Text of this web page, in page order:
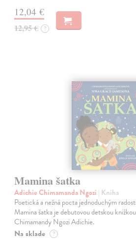
12,04 €
12,95 € ?
Mamina šatka
Adichie Chimamanda Ngozi | Kniha
Poetická a nežná pocta jednoduchým
Mamina šatka je debutovou detskou
Chimamandy Ngozi Adichie.
Na sklade ?